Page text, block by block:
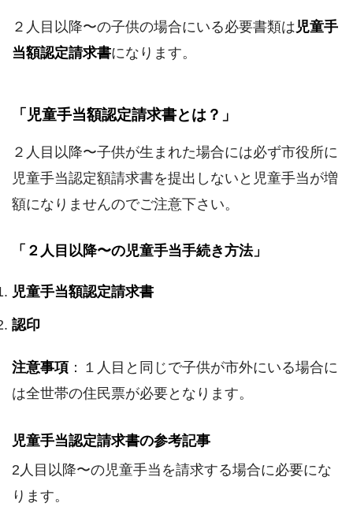
２人目以降〜の子供の場合にいる必要書類は 児童手
当額認定請求書になります。
「児童手当額認定請求書とは？」
２人目以降〜子供が生まれた場合には必ず市役所に
児童手当認定額請求書を提出しないと児童手当が増
額になりませんのでご注意下さい。
「２人目以降〜の児童手当手続き方法」
児童手当額認定請求書
認印
注意事項 ：１人目と同じで子供が市外にいる場合に
は全世帯の住民票が必要となります。
児童手当認定請求書の参考記事
2人目以降〜の児童手当を請求する場合に必要にな
ります。